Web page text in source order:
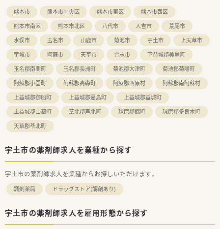
管理コストを最適化しています。
■クリーンベンチを完備している店舗もあり、中心静脈栄養輸液
などの無菌製剤調剤も扱います。
熊本市 熊本市中央区 熊本市東区
熊本市西区
熊本市南区
熊本市北区 八代市 人吉市
荒尾市
水俣市
玉名市 山鹿市 菊池市 宇土市
上天草市
宇城市
阿蘇市 天草市 合志市
下益城郡美里町
玉名郡南関町
玉名郡長洲町 菊池郡大津町
菊池郡菊陽町
阿蘇郡小国町
阿蘇郡高森町 阿蘇郡西原村
阿蘇郡南阿蘇村
上益城郡御船町
上益城郡嘉島町
上益城郡益城町
上益城郡山都町
葦北郡芦北町 球磨郡錦町
球磨郡多良木町
天草郡苓北町
宇土市の薬剤師求人を業種から探す
宇土市の薬剤師求人を業種からお探しいただけます。
調剤薬局 ドラッグストア(調剤あり)
宇土市の薬剤師求人を雇用形態から探す